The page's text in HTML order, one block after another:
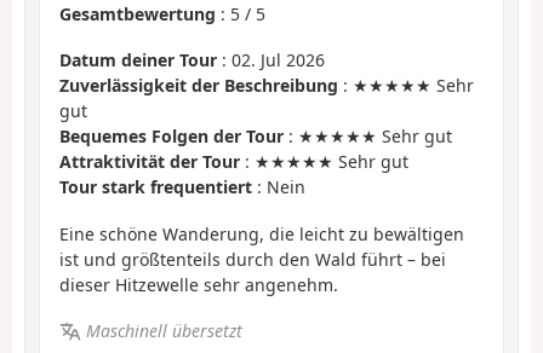
Gesamtbewertung : 5 / 5
Datum deiner Tour : 02. Jul 2026
Zuverlässigkeit der Beschreibung : ★★★★★ Sehr
gut
Bequemes Folgen der Tour : ★★★★★ Sehr gut
Attraktivität der Tour : ★★★★★ Sehr gut
Tour stark frequentiert : Nein
Eine schöne Wanderung, die leicht zu bewältigen
ist und größtenteils durch den Wald führt – bei
dieser Hitzewelle sehr angenehm.
Maschinell übersetzt